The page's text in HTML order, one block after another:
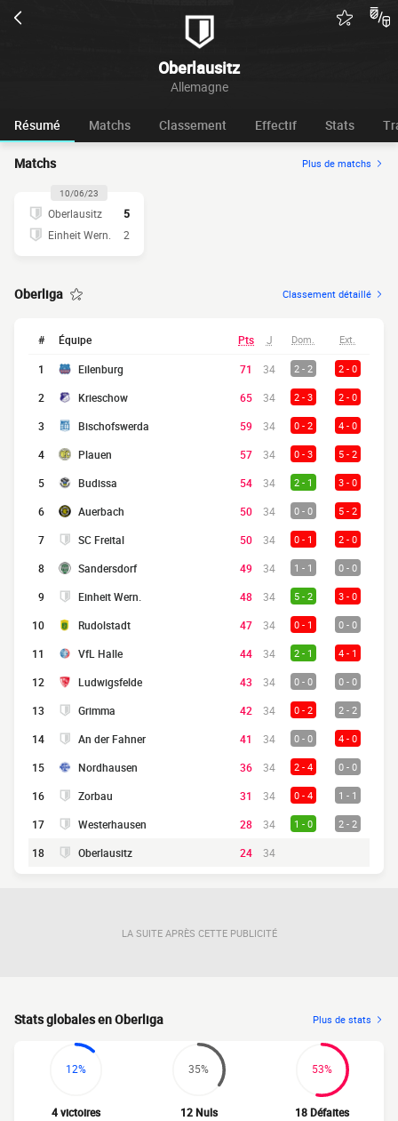
Oberlausitz
Allemagne
Résumé Matchs Classement Effectif Stats
Matchs Plus de matchs
10/06/23
Oberlausitz
5
Einheit Wern.
2
Oberliga Classement détaillé
# Équipe Pts J Dom. Ext.
1 Eilenburg 71 34 2 - 2 2 - 0
2 Krieschow 65 34 2 - 3 2 - 0
3 Bischofswerda 59 34 0 - 2 4 - 0
4 Plauen 57 34 0 - 3 5 - 2
5 Budissa 54 34 2 - 1 3 - 0
6 Auerbach 50 34 0 - 0 5 - 2
7 SC Freital 50 34 0 - 1 2 - 0
8 Sandersdorf 49 34 1 - 1 0 - 0
9 Einheit Wern. 48 34 5 - 2 3 - 0
10 Rudolstadt 47 34 0 - 1 0 - 0
11 VfL Halle 44 34 2 - 1 4 - 1
12 Ludwigsfelde 43 34 0 - 0 0 - 0
13 Grimma 42 34 0 - 2 2 - 2
14 An der Fahner 41 34 0 - 0 4 - 0
15 Nordhausen 36 34 2 - 4 0 - 0
16 Zorbau 31 34 0 - 4 1 - 1
17 Westerhausen 28 34 1 - 0 2 - 2
18 Oberlausitz 24 34
LA SUITE APRÈS CETTE PUBLICITÉ
Stats globales en Oberliga Plus de stats
12%
4 victoires
35%
12 Nuls
53%
18 Défaites